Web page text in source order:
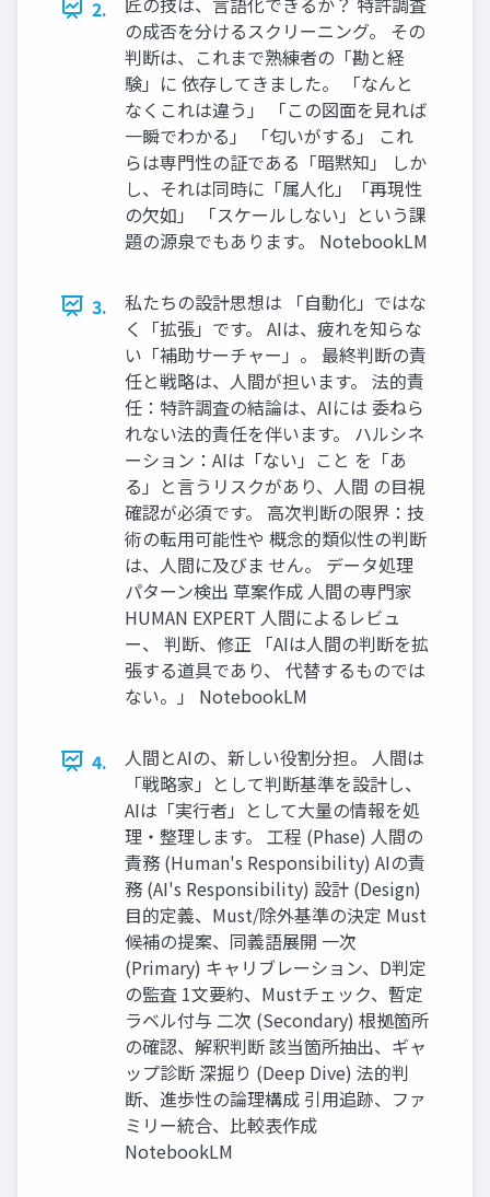
2.
の成否を分けるスクリーニング。 その
判断は、これまで熟練者の「勘と経
験」に 依存してきました。 「なんと
なくこれは違う」 「この図面を見れば
一瞬でわかる」 「匂いがする」 これ
らは専門性の証である「暗黙知」 しか
し、それは同時に「属人化」「再現性
の欠如」 「スケールしない」という課
題の源泉でもあります。 NotebookLM
3.
私たちの設計思想は 「自動化」ではな
く「拡張」です。 AIは、疲れを知らな
い「補助サーチャー」。 最終判断の責
任と戦略は、人間が担います。 法的責
任：特許調査の結論は、AIには 委ねら
れない法的責任を伴います。 ハルシネ
ーション：AIは「ない」こと を「あ
る」と言うリスクがあり、人間 の目視
確認が必須です。 高次判断の限界：技
術の転用可能性や 概念的類似性の判断
は、人間に及びま せん。 データ処理
パターン検出 草案作成 人間の専門家
HUMAN EXPERT 人間によるレビュ
ー、 判断、修正 「AIは人間の判断を拡
張する道具であり、 代替するものでは
ない。」 NotebookLM
4.
人間とAIの、新しい役割分担。 人間は
「戦略家」として判断基準を設計し、
AIは「実行者」として大量の情報を処
理・整理します。 工程 (Phase) 人間の
責務 (Human's Responsibility) AIの責
務 (AI's Responsibility) 設計 (Design)
目的定義、Must/除外基準の決定 Must
候補の提案、同義語展開 一次
(Primary) キャリブレーション、D判定
の監査 1文要約、Mustチェック、暫定
ラベル付与 二次 (Secondary) 根拠箇所
の確認、解釈判断 該当箇所抽出、ギャ
ップ診断 深掘り (Deep Dive) 法的判
断、進歩性の論理構成 引用追跡、ファ
ミリー統合、比較表作成
NotebookLM